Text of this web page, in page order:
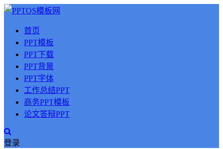
首页
PPT模板
PPT下载
PPT背景
PPT字体
工作总结PPT
商务PPT模板
论文答辩PPT
登录